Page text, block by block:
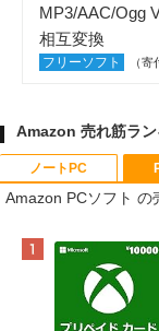
MP3/AAC/Ogg
相互変換
フリーソフト （寄
Amazon 売れ筋ラ
ノートPC
Amazon PCソフト の